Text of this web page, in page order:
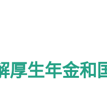
厚生年金和